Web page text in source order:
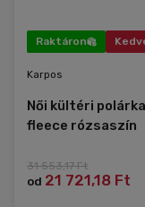
Raktáron
Karpos
Női kültéri
fleece rózsaszín
31 553,17 Ft
od 21 721,18 Ft